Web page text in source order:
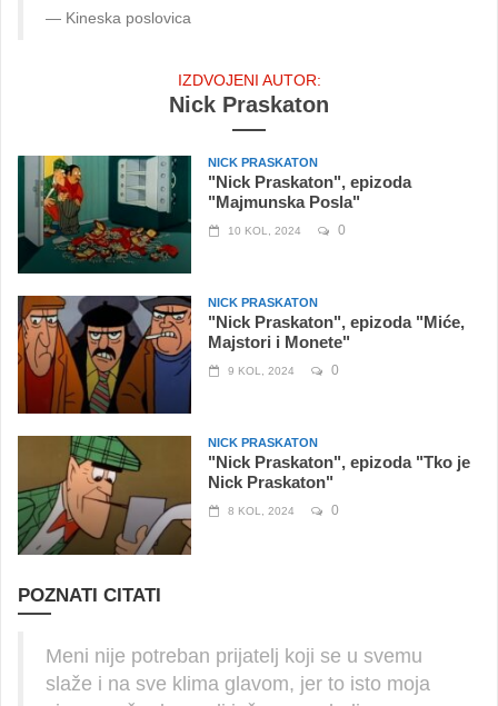
Kineska poslovica
IZDVOJENI AUTOR:
Nick Praskaton
NICK PRASKATON
"Nick Praskaton", epizoda
"Majmunska Posla"
10 KOL, 2024 0
NICK PRASKATON
"Nick Praskaton", epizoda "Miće,
Majstori i Monete"
9 KOL, 2024 0
NICK PRASKATON
"Nick Praskaton", epizoda "Tko je
Nick Praskaton"
8 KOL, 2024 0
POZNATI CITATI
Meni nije potreban prijatelj koji se u svemu
slaže i na sve klima glavom, jer to isto moja